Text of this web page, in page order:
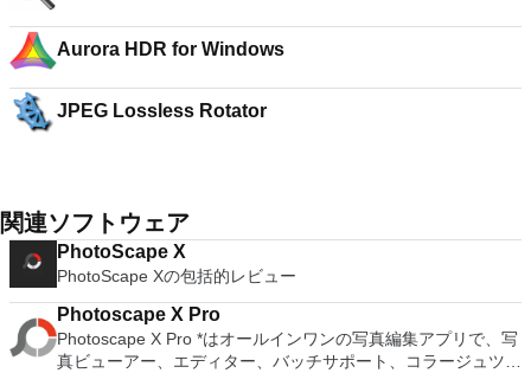
Aurora HDR for Windows
JPEG Lossless Rotator
関連ソフトウェア
PhotoScape X
PhotoScape Xの包括的レビュー
Photoscape X Pro
Photoscape X Pro *はオールインワンの写真編集アプリで、写
真ビューアー、エディター、バッチサポート、コラージュツー